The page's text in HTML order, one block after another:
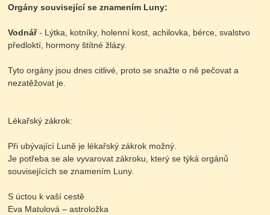
Orgány související se znamením Luny:
Vodnář- Lýtka, kotníky, holenní kost, achilovka, bérce, svalstvo
předloktí, hormony štítné žlázy.
Tyto orgány jsou dnes citlivé, proto se snažte o ně pečovat a
nezatěžovat je.
Lékařský zákrok:
Při ubývající Luně je lékařský zákrok možný.
Je potřeba se ale vyvarovat zákroku, který se týká orgánů
souvisejících se znamením Luny.
S úctou k vaší cestě
Eva Matulová – astroložka